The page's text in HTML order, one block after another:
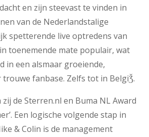
en zijn steevast te vinden in
van de Nederlandstalige
spetterende live optredens van
toenemende mate populair, wat
in een alsmaar groeiende,
fanbase. Zelfs tot in BelgiǮ.
zij de Sterren.nl en Buma NL Award
Een logische volgende stap in
& Colin is de management